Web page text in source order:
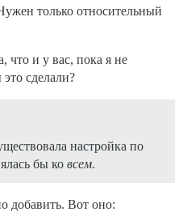
только относительный
что и у вас, пока я не
сделали?
настройка по
бы ко всем.
добавить. Вот оно: